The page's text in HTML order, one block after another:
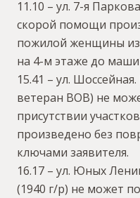
11.10 – ул. 7-я
скорой помощи
пожилой женщины
на 4-м этаже до
15.41 – ул.
ветеран ВОВ) не
присутствии
произведено без
ключами заявителя.
16.17 – ул. Юных
(1940 г/р) не может